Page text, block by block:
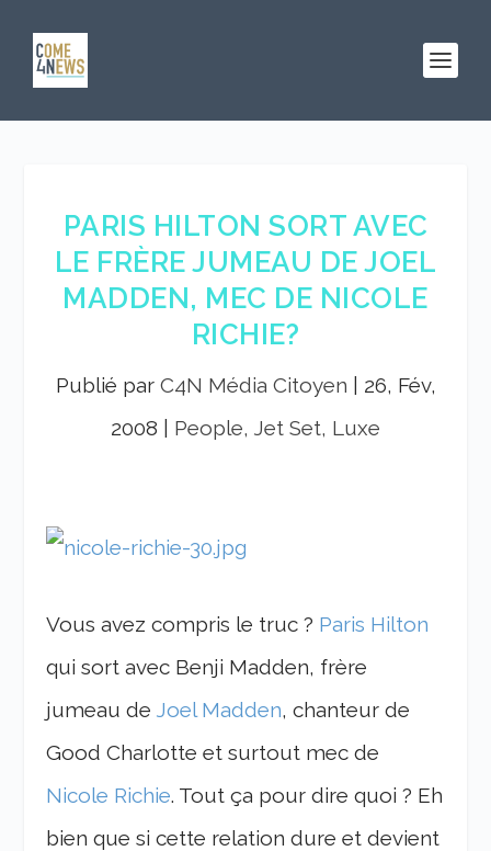
PARIS HILTON SORT AVEC
LE FRÈRE JUMEAU DE JOEL
MADDEN, MEC DE NICOLE
RICHIE?
Publié par C4N Média Citoyen
26, Fév,
2008
People, Jet Set, Luxe
Vous avez compris le truc ? Paris Hilton
qui sort avec Benji Madden, frère
jumeau de Joel Madden, chanteur de
Good Charlotte et surtout mec de
Nicole Richie. Tout ça pour dire quoi ? Eh
bien que si cette relation dure et devient